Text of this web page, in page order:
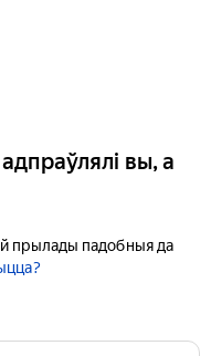
вы, а
прылады падобныя да